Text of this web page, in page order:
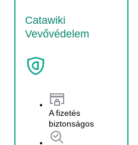
Catawiki
Vevővédelem
A fizetés
biztonságos